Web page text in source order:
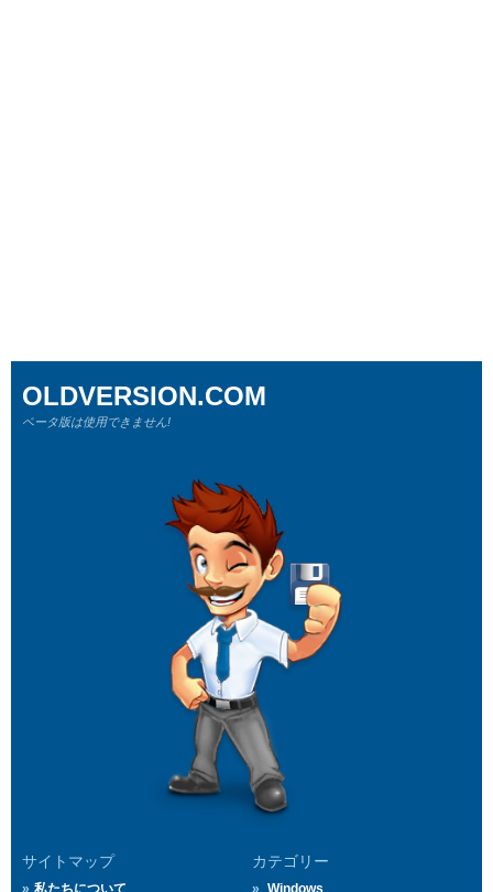
サイトマップ
私たちについて
カテゴリー
Windows
OLDVERSION.COM
ベータ版は使用できません!